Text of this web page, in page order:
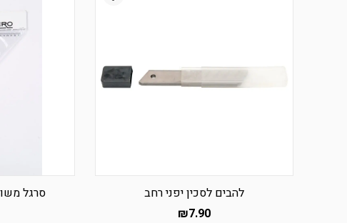
להבים לסכין יפני רחב
₪7.90
סרגל משולש